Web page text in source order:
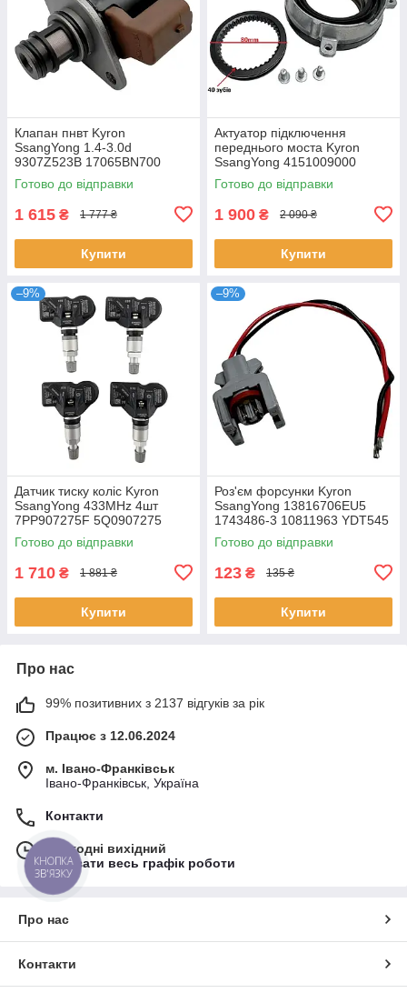
Клапан пнвт Kyron
SsangYong 1.4-3.0d
9307Z523B 17065BN700
7701206905 4S4Q9G586AA
1329098
Готово до відправки
1 615 ₴ 1 777 ₴
Купити
Актуатор підключення
переднього моста Kyron
SsangYong 4151009000
4151009100
Готово до відправки
1 900 ₴ 2 090 ₴
Купити
–9%
Датчик тиску коліс Kyron
SsangYong 433MHz 4шт
7PP907275F 5Q0907275
5Q0907275B 4D0907275
36106877937
Готово до відправки
1 710 ₴ 1 881 ₴
Купити
–9%
Роз'єм форсунки Kyron
SsangYong 13816706EU5
1743486-3 10811963 YDT545
DEL9001-845
Готово до відправки
123 ₴ 135 ₴
Купити
Про нас
99% позитивних з 2137 відгуків за рік
Працює з 12.06.2024
м. Івано-Франківськ
Івано-Франківськ, Україна
Контакти
Сьогодні вихідний
Показати весь графік роботи
Про нас
Контакти
КНОПКА
ЗВ'ЯЗКУ